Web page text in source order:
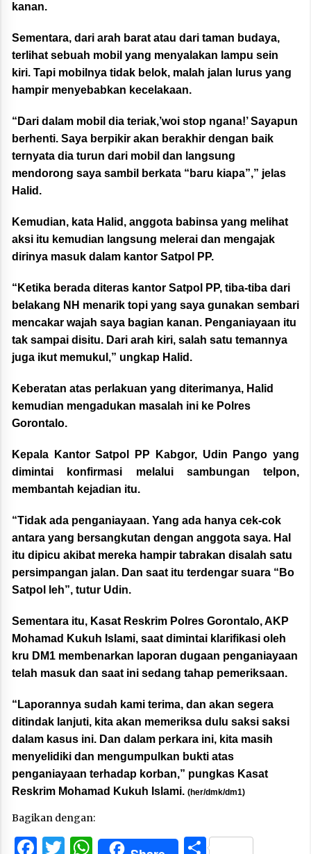
kanan.
Sementara, dari arah barat atau dari taman budaya,
terlihat sebuah mobil yang menyalakan lampu sein
kiri. Tapi mobilnya tidak belok, malah jalan lurus yang
hampir menyebabkan kecelakaan.
“Dari dalam mobil dia teriak,’woi stop ngana!’ Sayapun
berhenti. Saya berpikir akan berakhir dengan baik
ternyata dia turun dari mobil dan langsung
mendorong saya sambil berkata “baru kiapa”,” jelas
Halid.
Kemudian, kata Halid, anggota babinsa yang melihat
aksi itu kemudian langsung melerai dan mengajak
dirinya masuk dalam kantor Satpol PP.
“Ketika berada diteras kantor Satpol PP, tiba-tiba dari
belakang NH menarik topi yang saya gunakan sembari
mencakar wajah saya bagian kanan. Penganiayaan itu
tak sampai disitu. Dari arah kiri, salah satu temannya
juga ikut memukul,” ungkap Halid.
Keberatan atas perlakuan yang diterimanya, Halid
kemudian mengadukan masalah ini ke Polres
Gorontalo.
Kepala Kantor Satpol PP Kabgor, Udin Pango yang
dimintai konfirmasi melalui sambungan telpon,
membantah kejadian itu.
“Tidak ada penganiayaan. Yang ada hanya cek-cok
antara yang bersangkutan dengan anggota saya. Hal
itu dipicu akibat mereka hampir tabrakan disalah satu
persimpangan jalan. Dan saat itu terdengar suara “Bo
Satpol leh”, tutur Udin.
Sementara itu, Kasat Reskrim Polres Gorontalo, AKP
Mohamad Kukuh Islami, saat dimintai klarifikasi oleh
kru DM1 membenarkan laporan dugaan penganiayaan
telah masuk dan saat ini sedang tahap pemeriksaan.
“Laporannya sudah kami terima, dan akan segera
ditindak lanjuti, kita akan memeriksa dulu saksi saksi
dalam kasus ini. Dan dalam perkara ini, kita masih
menyelidiki dan mengumpulkan bukti atas
penganiayaan terhadap korban,” pungkas Kasat
Reskrim Mohamad Kukuh Islami. (her/dmk/dm1)
Bagikan dengan:
Facebook
Twitter
WhatsApp Share